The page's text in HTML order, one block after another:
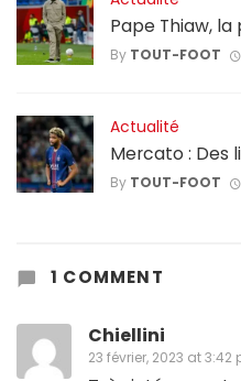
Pape Thiaw,
By TOUT-FOOT
Actualité
Mercato : Des
By TOUT-FOOT
1 COMMENT
Chiellini
23 février, 2023 at 3:42